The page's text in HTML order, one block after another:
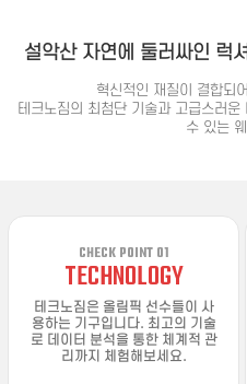
설악산 자연에 둘러싸인 럭
혁신적인 재질이 결합되
테크노짐의 최첨단 기술과 고급스러
수 있는
CHECK POINT 01
TECHNOLOGY
테크노짐은 올림픽 선수들이 사
용하는 기구입니다. 최고의 기술
로 데이터 분석을 통한 체계적 관
리까지 체험해보세요.